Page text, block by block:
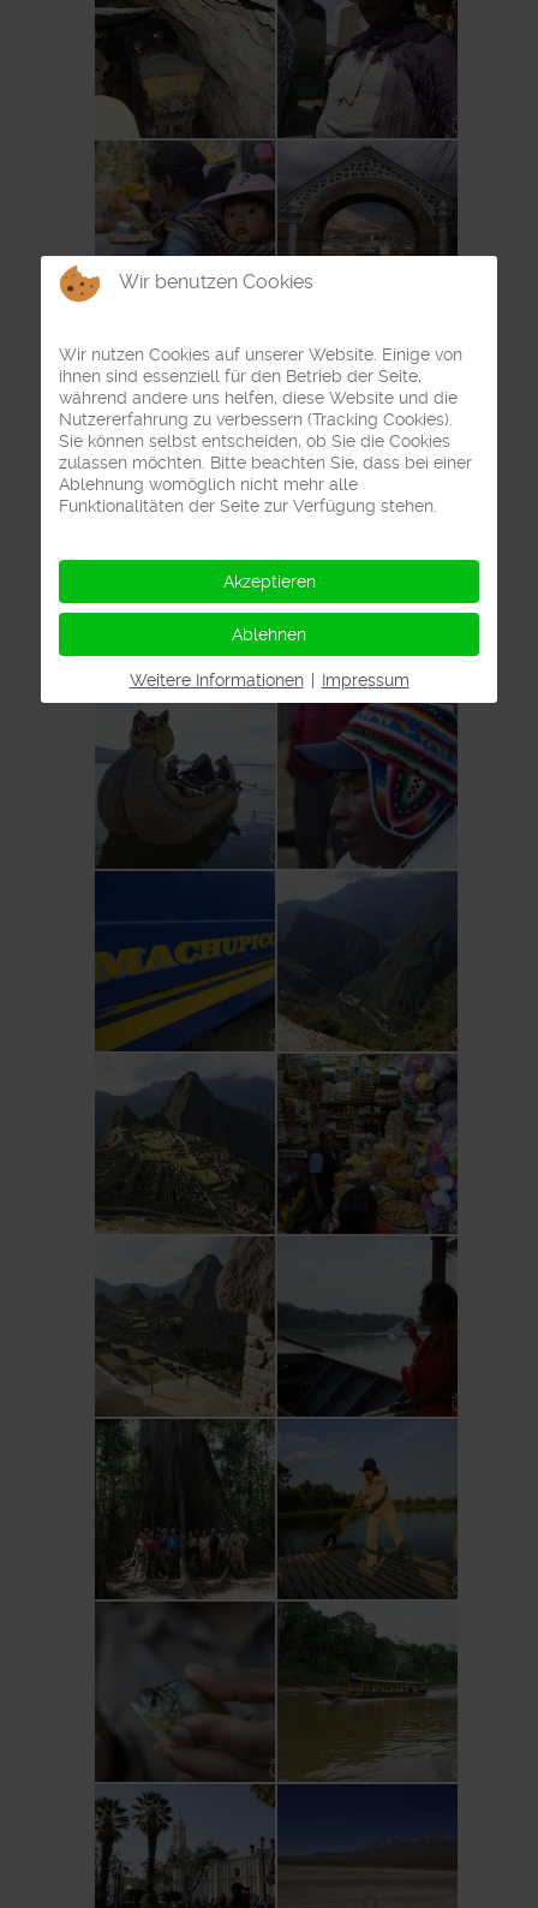
Wir benutzen Cookies
Wir nutzen Cookies auf unserer Website. Einige von
ihnen sind essenziell für den Betrieb der Seite,
während andere uns helfen, diese Website und die
Nutzererfahrung zu verbessern (Tracking Cookies).
Sie können selbst entscheiden, ob Sie die Cookies
zulassen möchten. Bitte beachten Sie, dass bei einer
Ablehnung womöglich nicht mehr alle
Funktionalitäten der Seite zur Verfügung stehen.
Akzeptieren
Ablehnen
Weitere Informationen | Impressum